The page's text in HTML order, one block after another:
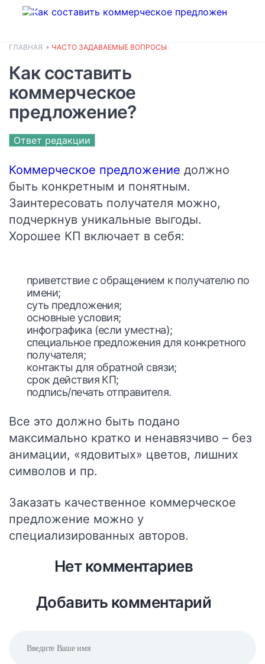
ГЛАВНАЯ ЧАСТО ЗАДАВАЕМЫЕ ВОПРОСЫ
Как составить
коммерческое
предложение?
Ответ редакции
Коммерческое предложение должно
быть конкретным и понятным.
Заинтересовать получателя можно,
подчеркнув уникальные выгоды.
Хорошее КП включает в себя:
приветствие с обращением к получателю по
имени;
суть предложения;
основные условия;
инфографика (если уместна);
специальное предложения для конкретного
получателя;
контакты для обратной связи;
срок действия КП;
подпись/печать отправителя.
Все это должно быть подано
максимально кратко и ненавязчиво – без
анимации, «ядовитых» цветов, лишних
символов и пр.
Заказать качественное коммерческое
предложение можно у
специализированных авторов.
Нет комментариев
Добавить комментарий